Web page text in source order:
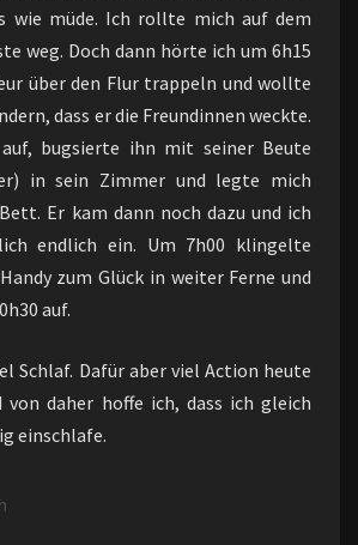
wie müde. Ich rollte mich auf dem
weg. Doch dann hörte ich um 6h15
über den Flur trappeln und wollte
dass er die Freundinnen weckte.
bugsierte ihn mit seiner Beute
in sein Zimmer und legte mich
Er kam dann noch dazu und ich
endlich ein. Um 7h00 klingelte
zum Glück in weiter Ferne und
auf.
Schlaf. Dafür aber viel Action heute
daher hoffe ich, dass ich gleich
einschlafe.